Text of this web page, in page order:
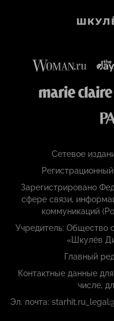
Сетевое
Зарегистрировано
сфере связи,
коммуникаций
Учредитель: Общество
«Шкулёв
Главный
Контактные данные
числе,
Эл. почта: